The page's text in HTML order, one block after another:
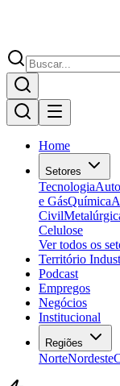
Home
Setores
Tecnologia
e GásQuímica
Civil
Celulose
Ver todos os
Território
Podcast
Empregos
Negócios
Institucional
Regiões
NorteNordeste